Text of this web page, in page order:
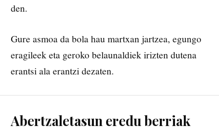
den.
Gure asmoa da bola hau martxan jartzea, egungo
eragileek eta geroko belaunaldiek irizten dutena
erantsi ala erantzi dezaten.
Abertzaletasun eredu berriak